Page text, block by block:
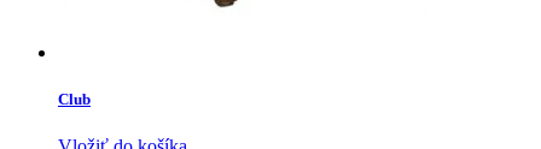
Club